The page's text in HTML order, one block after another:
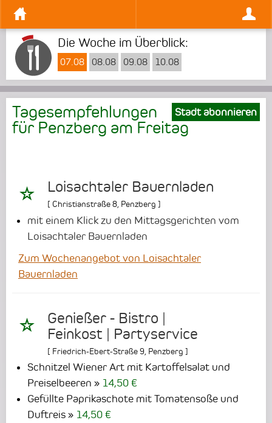
Die Woche im Überblick:
07.08 08.08 09.08 10.08
Stadt abonnieren
Tagesempfehlungen
für Penzberg am Freitag
Loisachtaler Bauernladen
[ Christianstraße 8, Penzberg ]
mit einem Klick zu den Mittagsgerichten vom
Loisachtaler Bauernladen
Zum Wochenangebot von Loisachtaler
Bauernladen
Genießer - Bistro |
Feinkost | Partyservice
[ Friedrich-Ebert-Straße 9 Penzberg ]
Schnitzel Wiener Art mit Kartoffelsalat und
Preiselbeeren
14,50 €
Gefüllte Paprikaschote mit Tomatensoße und
Duftreis
14,50 €